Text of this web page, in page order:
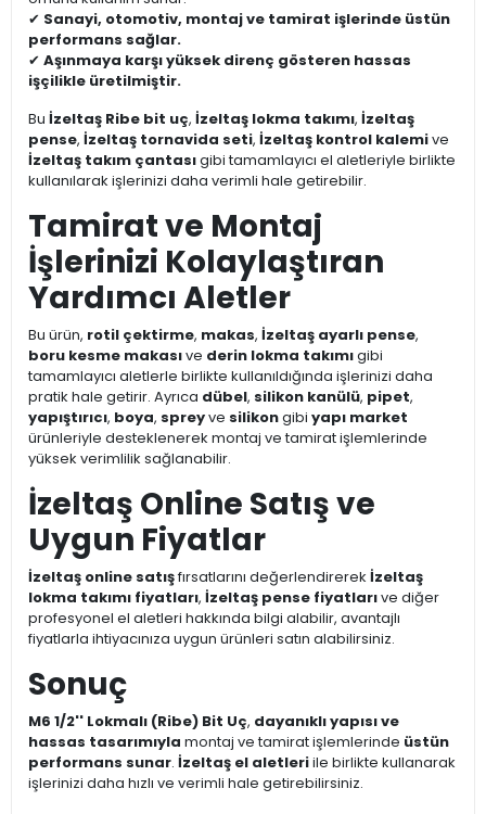
✔ Sanayi, otomotiv, montaj ve tamirat işlerinde üstün
performans sağlar.
✔ Aşınmaya karşı yüksek direnç gösteren hassas
işçilikle üretilmiştir.
Bu İzeltaş Ribe bit uç, İzeltaş lokma takımı, İzeltaş
pense, İzeltaş tornavida seti, İzeltaş kontrol kalemive
İzeltaş takım çantasıgibi tamamlayıcı el aletleriyle birlikte
kullanılarak işlerinizi daha verimli hale getirebilir.
Tamirat ve Montaj
İşlerinizi Kolaylaştıran
Yardımcı Aletler
Bu ürün, rotil çektirme, makas, İzeltaş ayarlı pense,
boru kesme makasıve derin lokma takımıgibi
tamamlayıcı aletlerle birlikte kullanıldığında işlerinizi daha
pratik hale getirir. Ayrıca dübel, silikon kanülü, pipet,
yapıştırıcı, boya, spreyve silikongibi yapı market
ürünleriyle desteklenerek montaj ve tamirat işlemlerinde
yüksek verimlilik sağlanabilir.
İzeltaş Online Satış ve
Uygun Fiyatlar
İzeltaş online satışfırsatlarını değerlendirerek İzeltaş
lokma takımı fiyatları, İzeltaş pense fiyatlarıve diğer
profesyonel el aletleri hakkında bilgi alabilir, avantajlı
fiyatlarla ihtiyacınıza uygun ürünleri satın alabilirsiniz.
Sonuç
M6 1/2'' Lokmalı (Ribe) Bit Uç, dayanıklı yapısı ve
hassas tasarımıyla montaj ve tamirat işlemlerinde üstün
performans sunar. İzeltaş el aletleriile birlikte kullanarak
işlerinizi daha hızlı ve verimli hale getirebilirsiniz.